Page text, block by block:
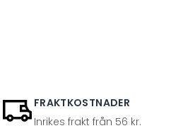
FRAKTKOSTNADER
Inrikes frakt från 56 kr.